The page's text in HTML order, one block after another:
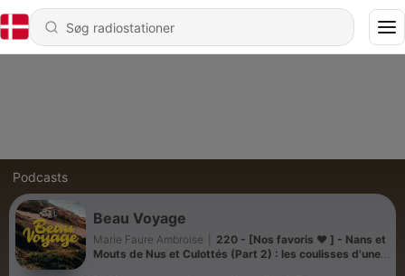
Podcasts
Beau Voyage
Marie Faure Ambroise
220 - [Nos favoris ❤️ ] - Nans et
Mouts de Nus et Culottés (Part 2) : les coulisses d'une